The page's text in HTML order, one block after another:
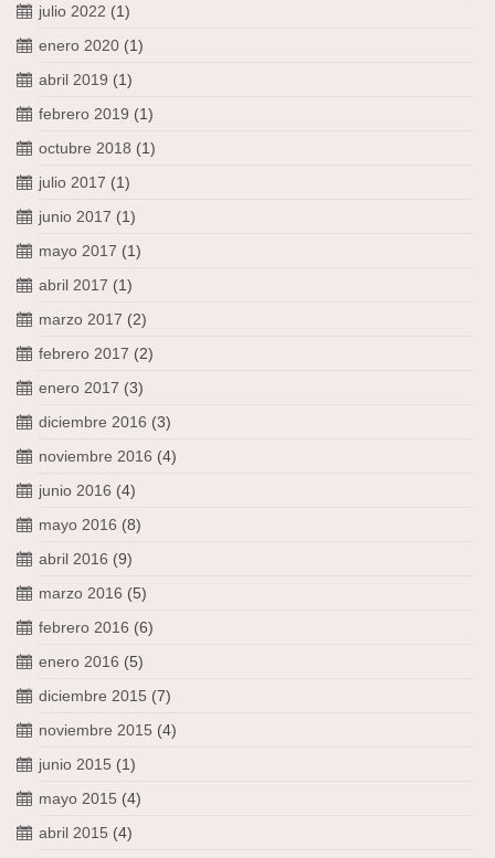
julio 2022 (1)
enero 2020 (1)
abril 2019 (1)
febrero 2019 (1)
octubre 2018 (1)
julio 2017 (1)
junio 2017 (1)
mayo 2017 (1)
abril 2017 (1)
marzo 2017 (2)
febrero 2017 (2)
enero 2017 (3)
diciembre 2016 (3)
noviembre 2016 (4)
junio 2016 (4)
mayo 2016 (8)
abril 2016 (9)
marzo 2016 (5)
febrero 2016 (6)
enero 2016 (5)
diciembre 2015 (7)
noviembre 2015 (4)
junio 2015 (1)
mayo 2015 (4)
abril 2015 (4)